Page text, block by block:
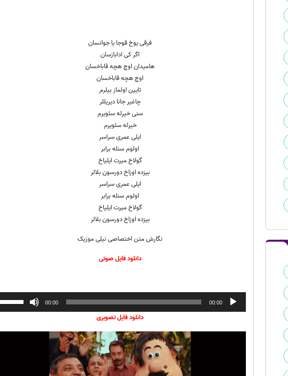
فرقی یوخ قوجا یا جوانسان
اگر کی ادابازسان
هامیدان اوچ هچه قاباخسان
اوچ هچه قاباخسان
تایین اولماز بیلرم
چاغیر جانا دیریللر
سنی خیرله سئویرم
خیرله سئویرم
ایلی عمری سراسر
اولوم سنله برابر
گولاخ میرت ایلیاخ
بیزده اوزاخ دورسون بلالر
ایلی عمری سراسر
اولوم سنله برابر
گولاخ میرت ایلیاخ
بیزده اوزاخ دورسون بلالر
نگارش متن اختصاصی نیلی موزیک
دانلود فایل صوتی
پخش‌کننده
صوت
00:00
00:00
دانلود فایل تصویری